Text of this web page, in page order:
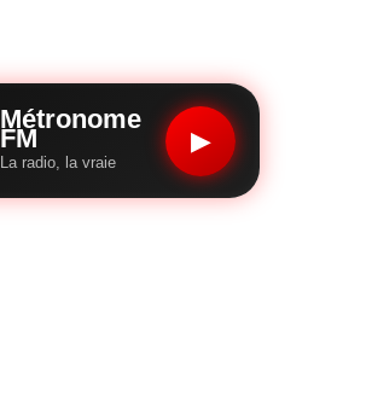
Métronome
FM
La radio, la vraie
▶